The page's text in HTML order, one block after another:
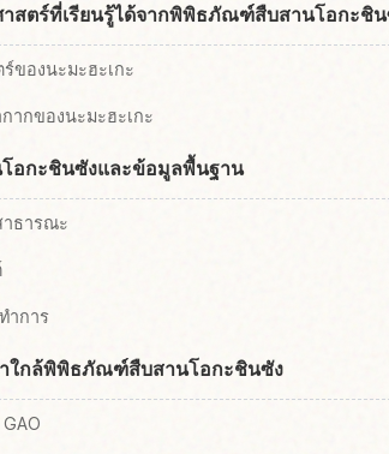
สตร์ที่เรียนรู้ได้จากพิพิธภัณฑ์สืบสานโอกะชิ
ของนะมะฮะเกะ
ากของนะมะฮะเกะ
อกะชินซังและข้อมูลพื้นฐาน
าธารณะ
ำการ
ใกล้พิพิธภัณฑ์สืบสานโอกะชินซัง